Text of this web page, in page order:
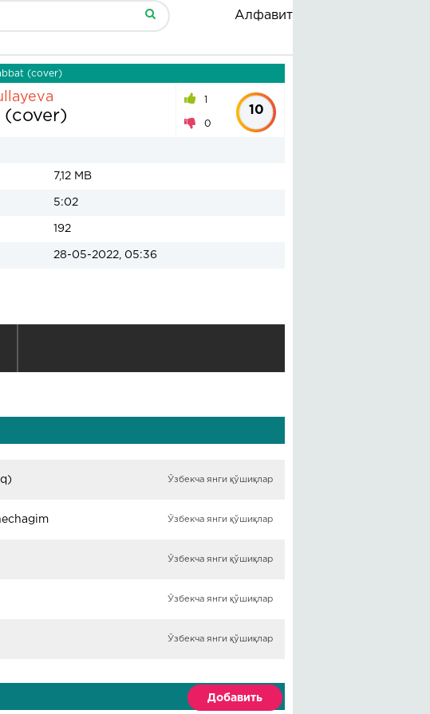
Алфавит
(cover)
(cover)
1
0
10
7,12 MB
5:02
192
28-05-2022, 05:36
Ўзбекча янги қўшиқлар
Ўзбекча янги қўшиқлар
Ўзбекча янги қўшиқлар
Ўзбекча янги қўшиқлар
Ўзбекча янги қўшиқлар
Добавить